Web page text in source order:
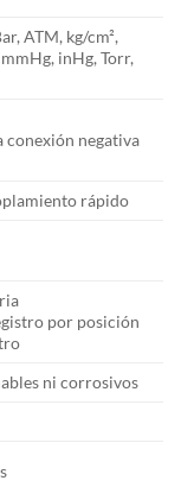
ATM, kg/cm²,
inHg, Torr,
conexión negativa
rápido
por posición
ni corrosivos